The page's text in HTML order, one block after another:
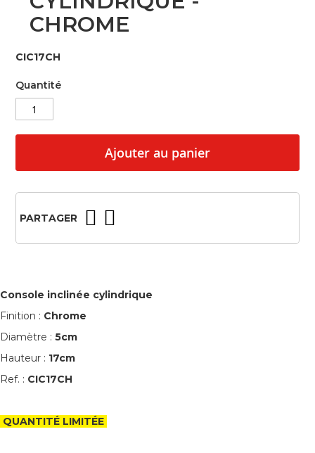
beginning
gallery
CHROME
CIC17CH
Quantité
Ajouter au panier
PARTAGER
Console inclinée cylindrique
Finition : Chrome
Diamètre : 5cm
Hauteur : 17cm
Ref. : CIC17CH
QUANTITÉ LIMITÉE